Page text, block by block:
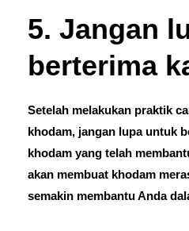
5. Jangan
berterima
Setelah melakukan praktik
khodam, jangan lupa untuk
khodam yang telah
akan membuat khodam
semakin membantu Anda